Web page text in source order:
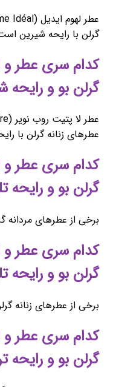
گرلن با رایحه شیرین
گرلن بو و رایحه
عطرهای زنانه گرلن با
گرلن بو و رایحه
برخی از عطرهای مردانه
گرلن بو و رایحه
برخی از عطرهای زنانه
گرلن بو و رایحه